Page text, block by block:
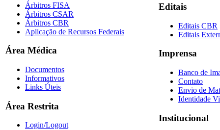
Árbitros FISA
Árbitros CSAR
Árbitros CBR
Aplicação de Recursos Federais
Área Médica
Documentos
Informativos
Links Úteis
Área Restrita
Login/Logout
Editais
Editais CBR
Editais
Imprensa
Banco de
Contato
Envio de
Identidade
Institucional